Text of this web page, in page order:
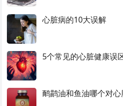
心脏病的10大误解
5个常见的心脏健康误
鸸鹋油和鱼油哪个对心